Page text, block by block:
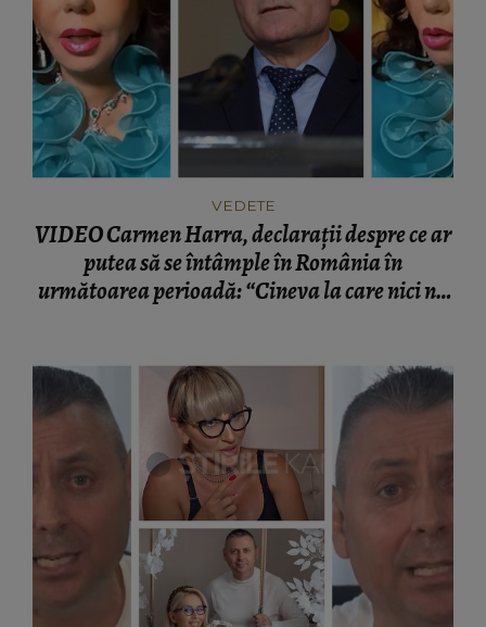
VEDETE
VIDEO Carmen Harra, declarații despre ce ar
putea să se întâmple în România în
următoarea perioadă: “Cineva la care nici nu